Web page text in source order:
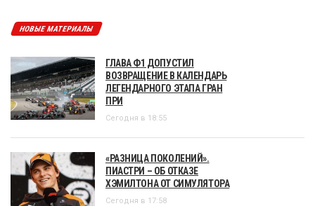
НОВЫЕ МАТЕРИАЛЫ
ГЛАВА Ф1 ДОПУСТИЛ
ВОЗВРАЩЕНИЕ В КАЛЕНДАРЬ
ЛЕГЕНДАРНОГО ЭТАПА ГРАН
ПРИ
Сегодня в 18:55
«РАЗНИЦА ПОКОЛЕНИЙ».
ПИАСТРИ – ОБ ОТКАЗЕ
ХЭМИЛТОНА ОТ СИМУЛЯТОРА
Сегодня в 17:58